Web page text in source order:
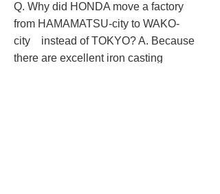
Q. Why did HONDA move a factory
from HAMAMATSU-city to WAKO-
city instead of TOKYO? A. Because
there are excellent iron casting